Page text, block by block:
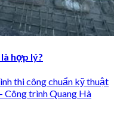
hợp lý?
thi công chuẩn kỹ thuật
Công trình Quang Hà